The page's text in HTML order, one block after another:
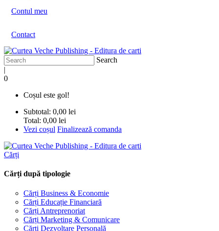
Contul meu
Contact
Search
|
0
Coșul este gol!
Subtotal: 0,00 lei
Total: 0,00 lei
Vezi coșul Finalizează comanda
Cărți
Cărți după tipologie
Cărți Business & Economie
Cărți Educație Financiară
Cărți Antreprenoriat
Cărți Marketing & Comunicare
Cărți Dezvoltare Personală